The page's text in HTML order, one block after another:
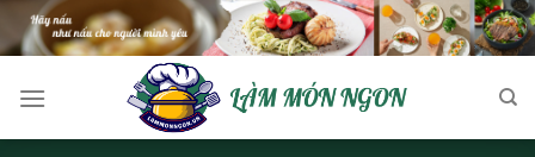
Skip
to